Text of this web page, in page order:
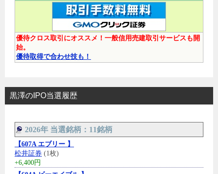
優待クロス取引にオススメ！一般信用売建取引サービスも開
始。
優待取得で合わせ技も！
黒澤のIPO当選履歴
2026年 当選銘柄：11銘柄
【607A エブリー 】
松井証券 (1枚)
+6,400円